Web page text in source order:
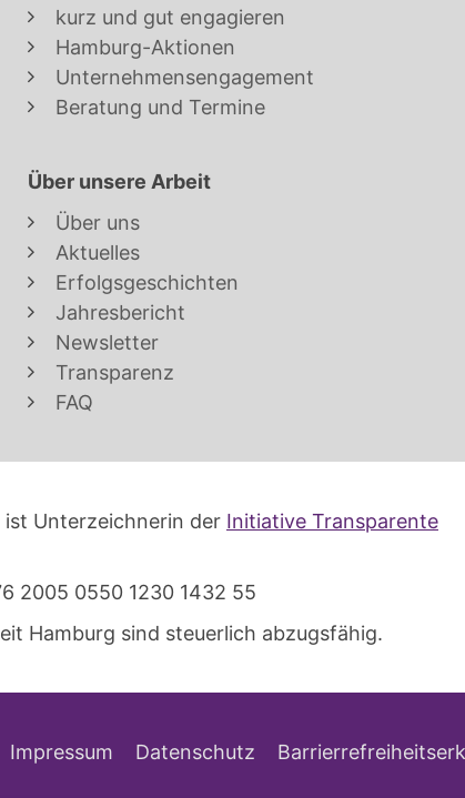
kurz und gut engagieren
Hamburg-Aktionen
Unternehmensengagement
Beratung und Termine
Über unsere Arbeit
Über uns
Aktuelles
Erfolgsgeschichten
Jahresbericht
Newsletter
Transparenz
FAQ
Unterzeichnerin der Initiative Transparente
2005 0550 1230 1432 55
Hamburg sind steuerlich abzugsfähig.
Impressum Datenschutz